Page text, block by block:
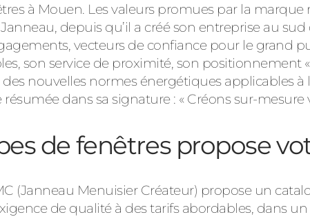
à Mouen. Les valeurs promues par la
depuis qu’il a créé son entreprise au sud
vecteurs de confiance pour le grand
son service de proximité, son positionnement
nouvelles normes énergétiques applicables à
dans sa signature : « Créons sur-mesure
de fenêtres propose
(Janneau Menuisier Créateur) propose un
de qualité à des tarifs abordables, dans